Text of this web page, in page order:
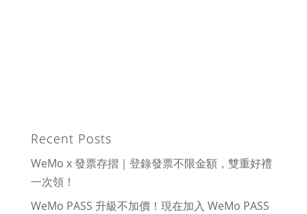
Recent Posts
WeMo x 發票存摺｜登錄發票不限金額，雙重好禮
一次領！
WeMo PASS 升級不加價！現在加入 WeMo PASS